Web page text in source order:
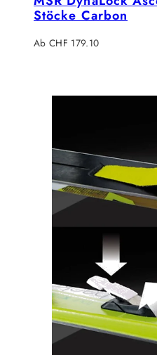
Stöcke Carbon
Regulärer
Ab CHF 179.10